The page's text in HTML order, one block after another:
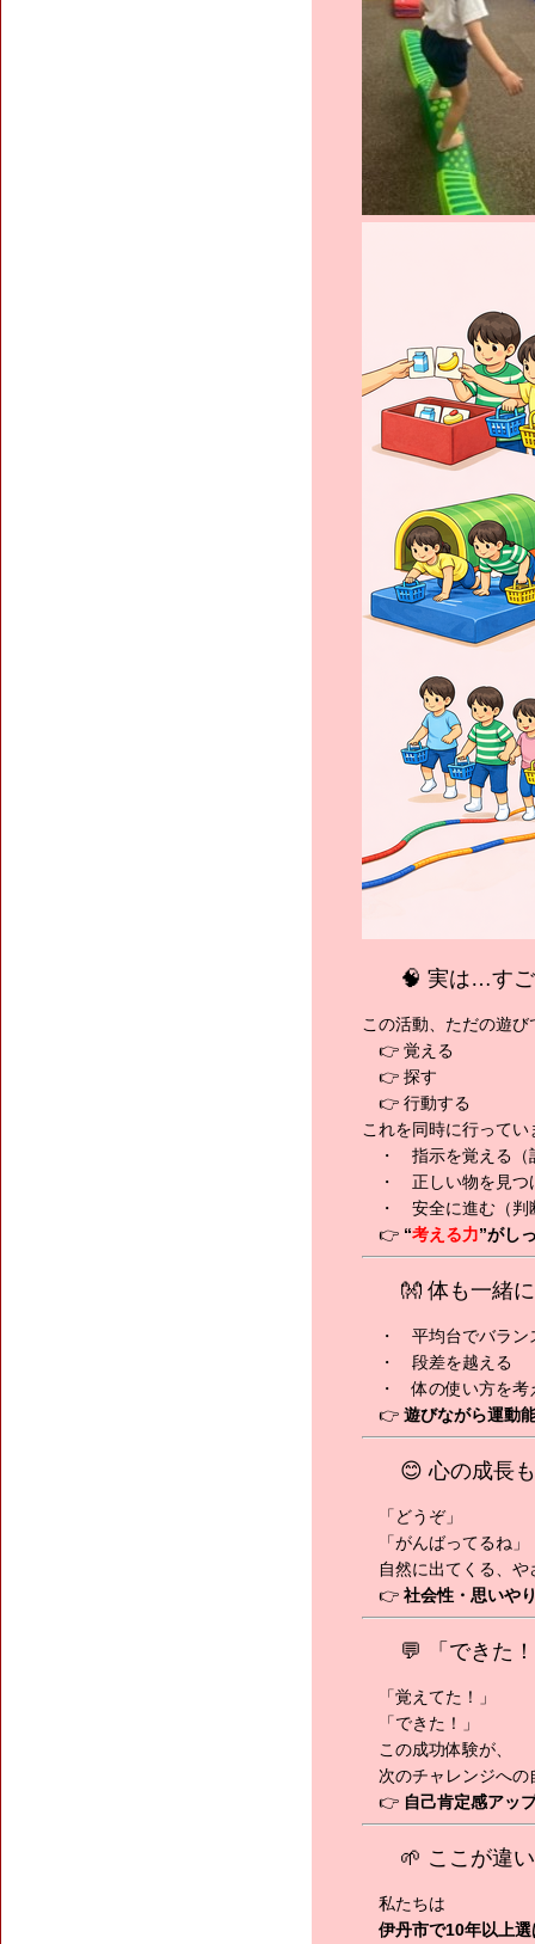
🧠 実は…す
この活動、ただの遊
👉 覚える
👉 探す
👉 行動する
これを同時に行ってい
・ 指示を覚える（
・ 正しい物を見つ
・ 安全に進む（判
👉 “考える力”がし
👐 体も一緒
・ 平均台でバラン
・ 段差を越える
・ 体の使い方を考
👉 遊びながら運動
😊 心の成長
「どうぞ」
「がんばってるね」
自然に出てくる、や
👉 社会性・思いや
💬 「できた
「覚えてた！」
「できた！」
この成功体験が、
次のチャレンジへの
👉 自己肯定感アッ
🌱 ここが違
私たちは
伊丹市で10年以上選